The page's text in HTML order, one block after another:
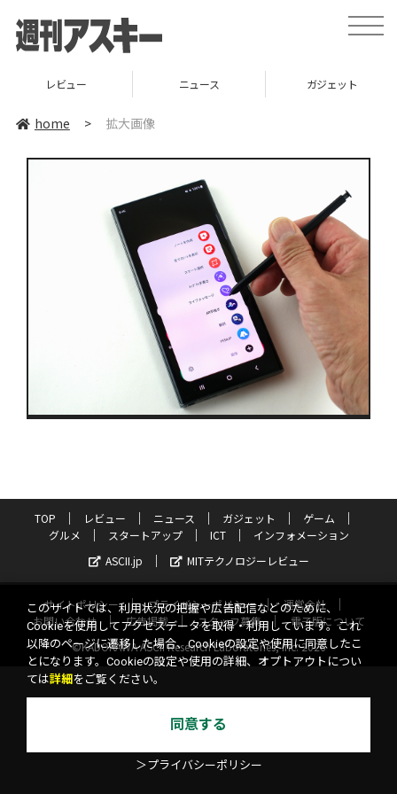
toggle
レビュー ニュース ガジェット
home > 拡大画像
TOP レビュー ニュース ガジェット
ゲーム
グルメ
スタートアップ ICT
インフォメーション
ASCII.jp
MITテクノロジーレビュー
サイトポリシー プライバシーポリシー
運営会社
お問い合わせ
広告掲載 スタッフ募集
電子版について
©KADOKAWA ASCII Research Laboratories, Inc. 2026
このサイトでは、利用状況の把握や広告配信などのために、
Cookieを使用してアクセスデータを取得・利用しています。これ
以降のページに遷移した場合、Cookieの設定や使用に同意したこ
とになります。Cookieの設定や使用の詳細、オプトアウトについ
ては詳細 をご覧ください。
同意する
＞プライバシーポリシー